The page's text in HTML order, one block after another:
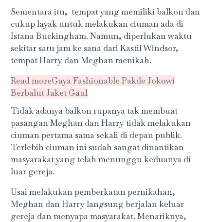
Sementara itu, tempat yang memiliki balkon dan
cukup layak untuk melakukan ciuman ada di
Istana Buckingham. Namun, diperlukan waktu
sekitar satu jam ke sana dari Kastil Windsor,
tempat Harry dan Meghan menikah.
Read moreGaya Fashionable Pakde Jokowi
Berbalut Jaket Gaul
Tidak adanya balkon rupanya tak membuat
pasangan Meghan dan Harry tidak melakukan
ciuman pertama sama sekali di depan publik.
Terlebih ciuman ini sudah sangat dinantikan
masyarakat yang telah menunggu keduanya di
luar gereja.
Usai melakukan pemberkatan pernikahan,
Meghan dan Harry langsung berjalan keluar
gereja dan menyapa masyarakat. Menariknya,